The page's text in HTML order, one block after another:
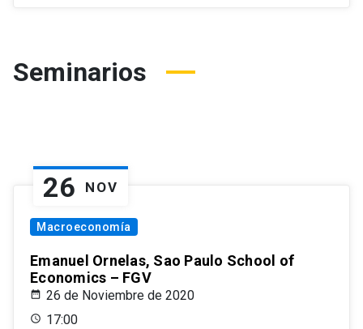
Seminarios
26 NOV
Macroeconomía
Emanuel Ornelas, Sao Paulo School of
Economics – FGV
26 de Noviembre de 2020
17:00